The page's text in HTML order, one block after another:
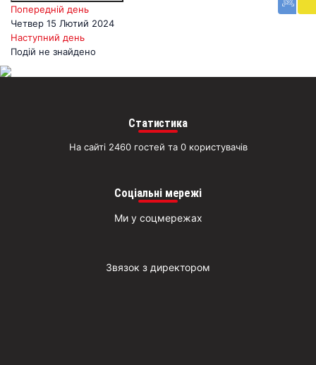
Попередній день
Четвер 15 Лютий 2024
Наступний день
Подій не знайдено
Статистика
На сайті 2460 гостей та 0 користувачів
Соціальні мережі
Ми у соцмережах
Звязок з директором